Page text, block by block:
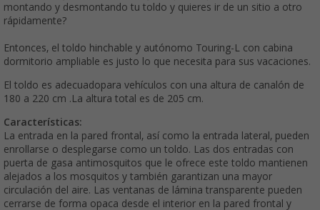
montando y desmontando tu toldo y quieres ir de un sitio a otro
rápidamente?
Entonces, el toldo hinchable y autónomo Touring-L con cabina
dormitorio ampliable es justo lo que necesita para sus vacaciones.
El toldo es adecuadopara vehículos con una altura de canalón de
180 a 220 cm .La altura total es de 205 cm.
Características:
La entrada en la pared frontal, así como la entrada lateral, pueden
enrollarse o desplegarse como un toldo. Las dos entradas con
puerta de gasa antimosquitos que le ofrece este toldo mantienen
alejados a los mosquitos y también garantizan una mayor
circulación del aire. Las ventanas de lámina transparente pueden
cerrarse de forma opaca desde el interior en la pared frontal y